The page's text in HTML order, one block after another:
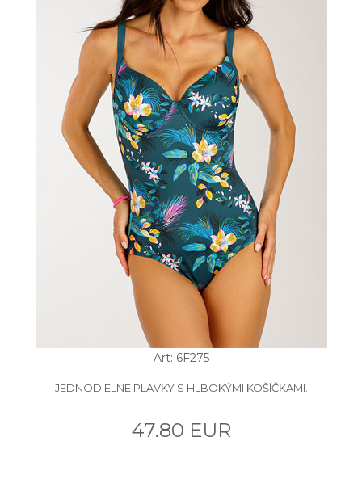
Art: 6F275
JEDNODIELNE PLAVKY S HLBOKÝMI KOŠÍČKAMI.
47.80 EUR